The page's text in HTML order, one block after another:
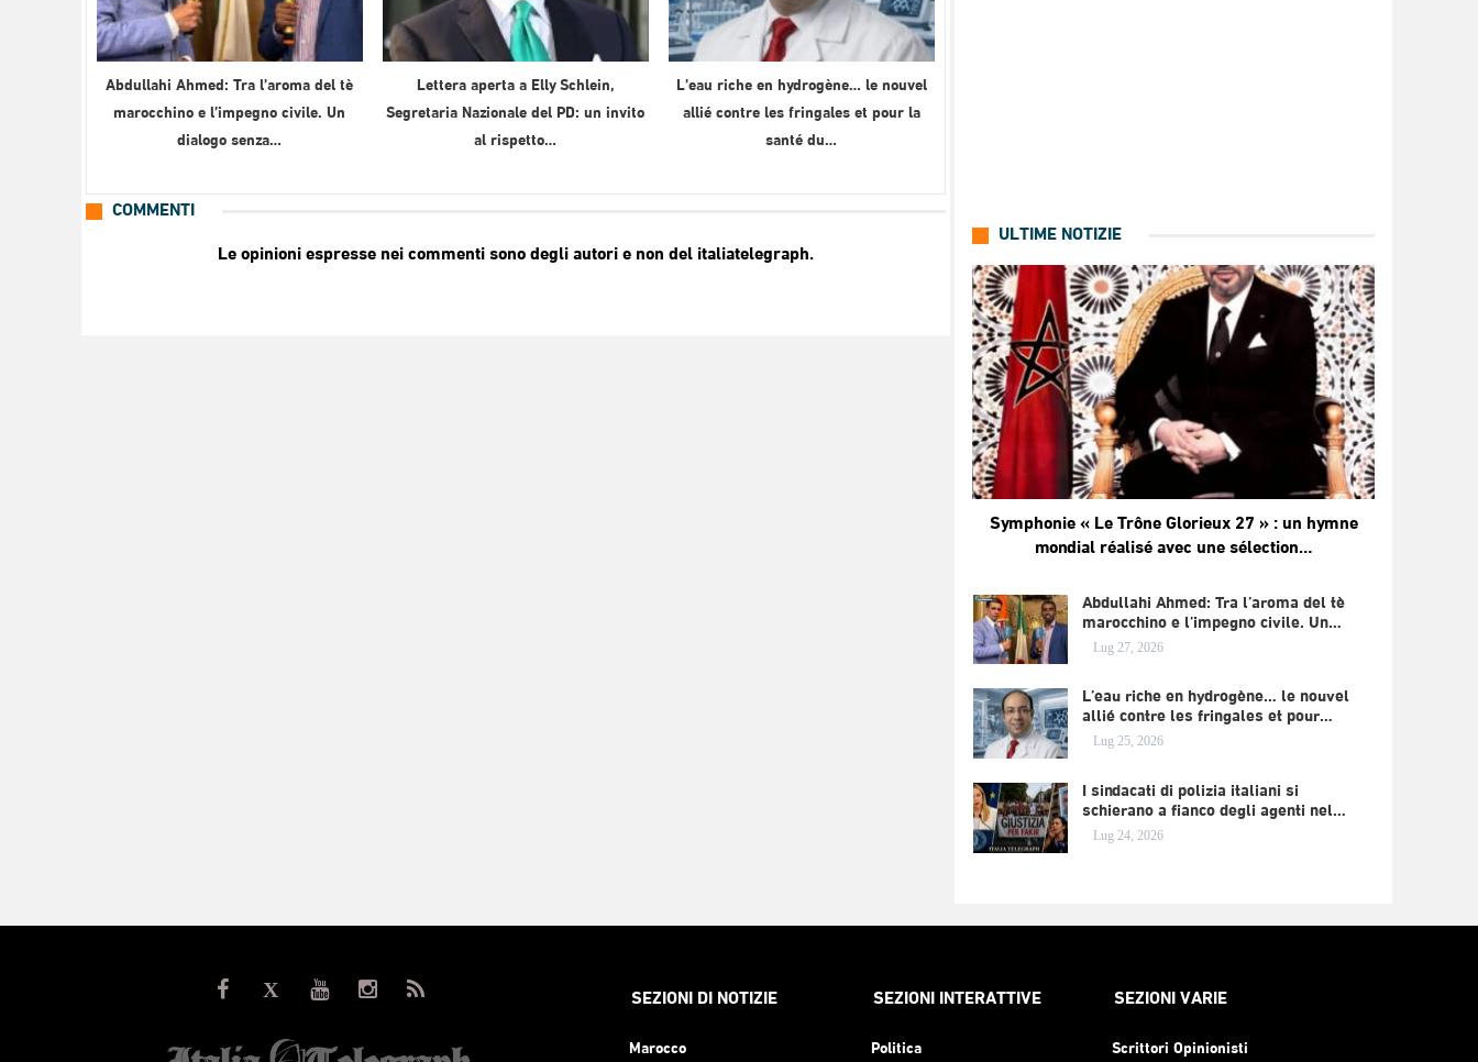
Abdullahi Ahmed: Tra l’aroma del tè
marocchino e l’impegno civile. Un
dialogo senza…
Lettera aperta a Elly Schlein,
Segretaria Nazionale del PD: un invito
al rispetto…
L’eau riche en hydrogène… le nouvel
allié contre les fringales et pour la
santé du…
COMMENTI
Le opinioni espresse nei commenti sono degli autori e non del italiatelegraph.
ULTIME NOTIZIE
Symphonie « Le Trône Glorieux 27 » : un hymne
mondial réalisé avec une sélection…
Abdullahi Ahmed: Tra l’aroma del tè
marocchino e l’impegno civile. Un…
Lug 27, 2026
L’eau riche en hydrogène… le nouvel
allié contre les fringales et pour…
Lug 25, 2026
I sindacati di polizia italiani si
schierano a fianco degli agenti nel…
Lug 24, 2026
SEZIONI DI NOTIZIE
Marocco
SEZIONI INTERATTIVE
Politica
SEZIONI VARIE
Scrittori Opinionisti